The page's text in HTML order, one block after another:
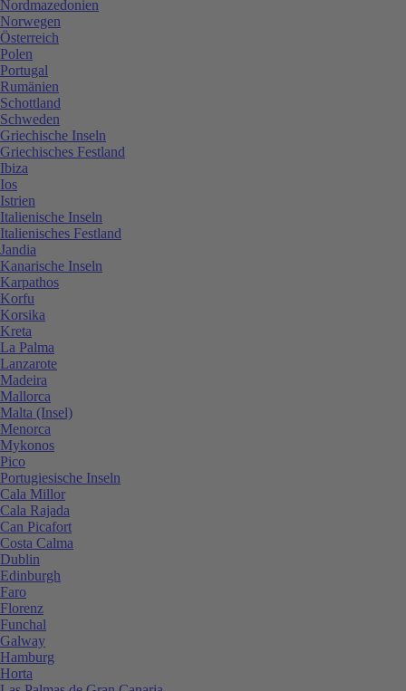
Nordmazedonien
Norwegen
Österreich
Polen
Portugal
Rumänien
Schottland
Schweden
Griechische Inseln
Griechisches Festland
Ibiza
Ios
Istrien
Italienische Inseln
Italienisches Festland
Jandia
Kanarische Inseln
Karpathos
Korfu
Korsika
Kreta
La Palma
Lanzarote
Madeira
Mallorca
Malta (Insel)
Menorca
Mykonos
Pico
Portugiesische Inseln
Cala Millor
Cala Rajada
Can Picafort
Costa Calma
Dublin
Edinburgh
Faro
Florenz
Funchal
Galway
Hamburg
Horta